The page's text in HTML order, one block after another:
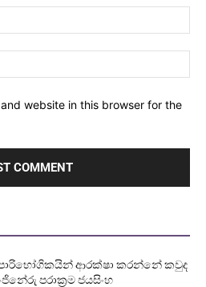
website in this browser for the
ආරක්ෂා කරන්නේ කවුද
පරාක්‍රම ජයසිංහ